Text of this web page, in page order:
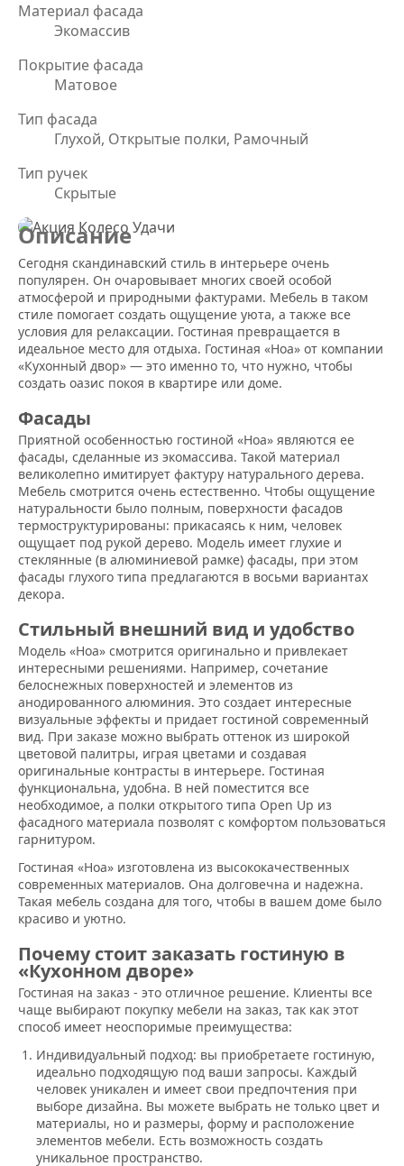
Материал фасада
Экомассив
Покрытие фасада
Матовое
Тип фасада
Глухой, Открытые полки, Рамочный
Тип ручек
Скрытые
Описание
Сегодня скандинавский стиль в интерьере очень
популярен. Он очаровывает многих своей особой
атмосферой и природными фактурами. Мебель в таком
стиле помогает создать ощущение уюта, а также все
условия для релаксации. Гостиная превращается в
идеальное место для отдыха. Гостиная «Ноа» от компании
«Кухонный двор» — это именно то, что нужно, чтобы
создать оазис покоя в квартире или доме.
Фасады
Приятной особенностью гостиной «Ноа» являются ее
фасады, сделанные из экомассива. Такой материал
великолепно имитирует фактуру натурального дерева.
Мебель смотрится очень естественно. Чтобы ощущение
натуральности было полным, поверхности фасадов
термоструктурированы: прикасаясь к ним, человек
ощущает под рукой дерево. Модель имеет глухие и
стеклянные (в алюминиевой рамке) фасады, при этом
фасады глухого типа предлагаются в восьми вариантах
декора.
Стильный внешний вид и удобство
Модель «Ноа» смотрится оригинально и привлекает
интересными решениями. Например, сочетание
белоснежных поверхностей и элементов из
анодированного алюминия. Это создает интересные
визуальные эффекты и придает гостиной современный
вид. При заказе можно выбрать оттенок из широкой
цветовой палитры, играя цветами и создавая
оригинальные контрасты в интерьере. Гостиная
функциональна, удобна. В ней поместится все
необходимое, а полки открытого типа Open Up из
фасадного материала позволят с комфортом пользоваться
гарнитуром.
Гостиная «Ноа» изготовлена из высококачественных
современных материалов. Она долговечна и надежна.
Такая мебель создана для того, чтобы в вашем доме было
красиво и уютно.
Почему стоит заказать гостиную в
«Кухонном дворе»
Гостиная на заказ - это отличное решение. Клиенты все
чаще выбирают покупку мебели на заказ, так как этот
способ имеет неоспоримые преимущества:
Индивидуальный подход: вы приобретаете гостиную,
идеально подходящую под ваши запросы. Каждый
человек уникален и имеет свои предпочтения при
выборе дизайна. Вы можете выбрать не только цвет и
материалы, но и размеры, форму и расположение
элементов мебели. Есть возможность создать
уникальное пространство.